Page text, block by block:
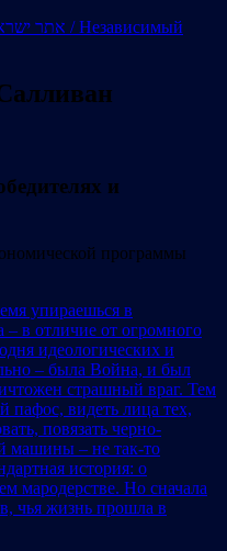
и
программы
упираешься в
в отличие от огромного
идеологических и
– была Война, и был
страшный враг. Тем
пафос, видеть лица тех,
повязать черно-
машины – не так-то
история: о
мародерстве. Но сначала
чья жизнь прошла в